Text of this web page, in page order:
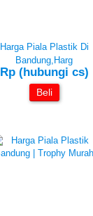
Harga Piala Plastik Di
Bandung,Harg
Rp (hubungi cs)
Beli